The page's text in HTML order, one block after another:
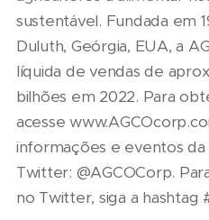
sustentável. Fundada em
Duluth, Geórgia, EUA, a
líquida de vendas de
bilhões em 2022. Para
acesse
informações e eventos da
Twitter: @AGCOCorp.
no Twitter, siga a hashtag